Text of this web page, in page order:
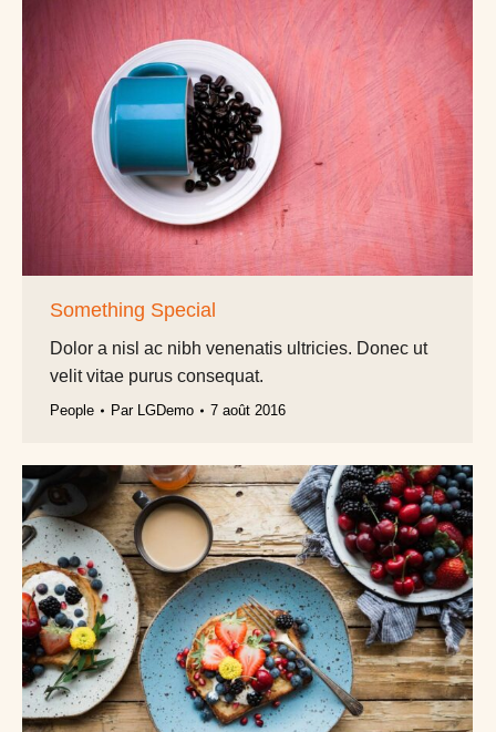
Something Special
Dolor a nisl ac nibh venenatis ultricies. Donec ut
velit vitae purus consequat.
People Par LGDemo 7 août 2016